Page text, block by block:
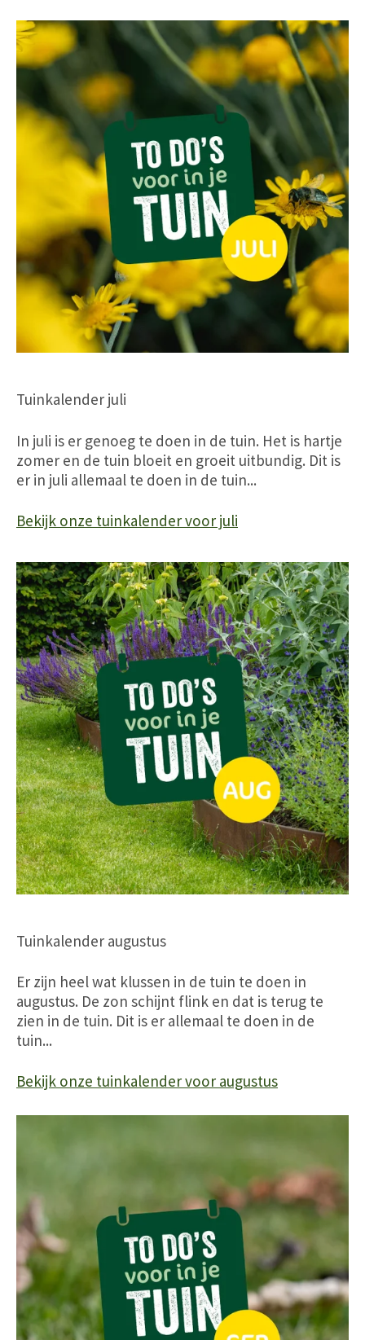
Tuinkalender juli
In juli is er genoeg te doen in de tuin. Het is hartje
zomer en de tuin bloeit en groeit uitbundig. Dit is
er in juli allemaal te doen in de tuin...
Bekijk onze tuinkalender voor juli
Tuinkalender augustus
Er zijn heel wat klussen in de tuin te doen in
augustus. De zon schijnt flink en dat is terug te
zien in de tuin. Dit is er allemaal te doen in de
tuin...
Bekijk onze tuinkalender voor augustus